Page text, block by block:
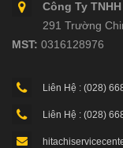
Công Ty
291 Trường
MST: 0316128976
Liên Hệ : (028)
Liên Hệ : (028)